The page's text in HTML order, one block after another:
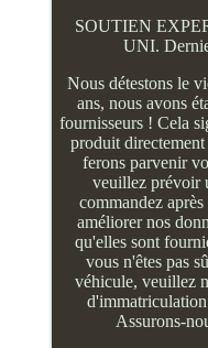
SOUTIEN
UNI.
Nous détestons le
ans, nous avons
fournisseurs ! Cela
produit
ferons parvenir
veuillez prévoir
commandez
améliorer nos
qu'elles sont
vous n'êtes pas
véhicule, veuillez
Assurons-